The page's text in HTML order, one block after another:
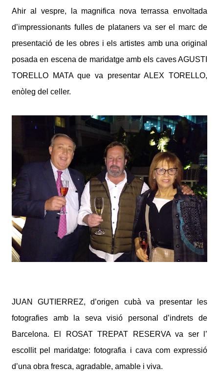
Ahir al vespre, la magnifica nova terrassa envoltada
d’impressionants fulles de plataners va ser el marc de
presentació de les obres i els artistes amb una original
posada en escena de maridatge amb els caves AGUSTI
TORELLO MATA que va presentar ALEX TORELLO,
enòleg del celler.
JUAN GUTIERREZ, d’origen cubà va presentar les
fotografies amb la seva visió personal d’indrets de
Barcelona. El ROSAT TREPAT RESERVA va ser l’
escollit pel maridatge: fotografia i cava com expressió
d’una obra fresca, agradable, amable i viva.